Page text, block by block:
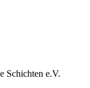
Schichten e.V.